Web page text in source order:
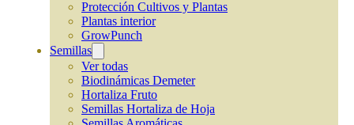
Protección Cultivos y Plantas
Plantas interior
GrowPunch
Semillas
Ver todas
Biodinámicas Demeter
Hortaliza Fruto
Semillas Hortaliza de Hoja